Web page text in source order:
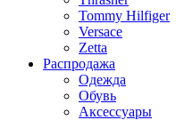
Tommy Hilfiger
Versace
Zetta
Распродажа
Одежда
Обувь
Аксессуары